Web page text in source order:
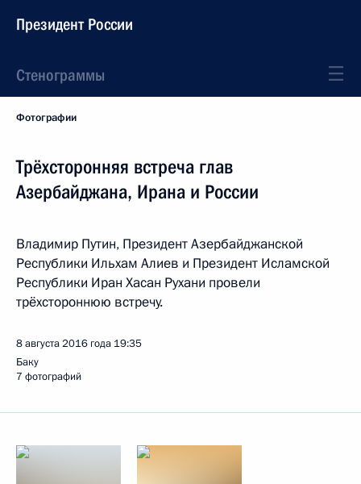
Президент России
Стенограммы
Фотографии
Трёхсторонняя встреча глав
Азербайджана, Ирана и России
Владимир Путин, Президент Азербайджанской
Республики Ильхам Алиев и Президент Исламской
Республики Иран Хасан Рухани провели
трёхстороннюю встречу.
8 августа 2016 года 19:35
Баку
7 фотографий